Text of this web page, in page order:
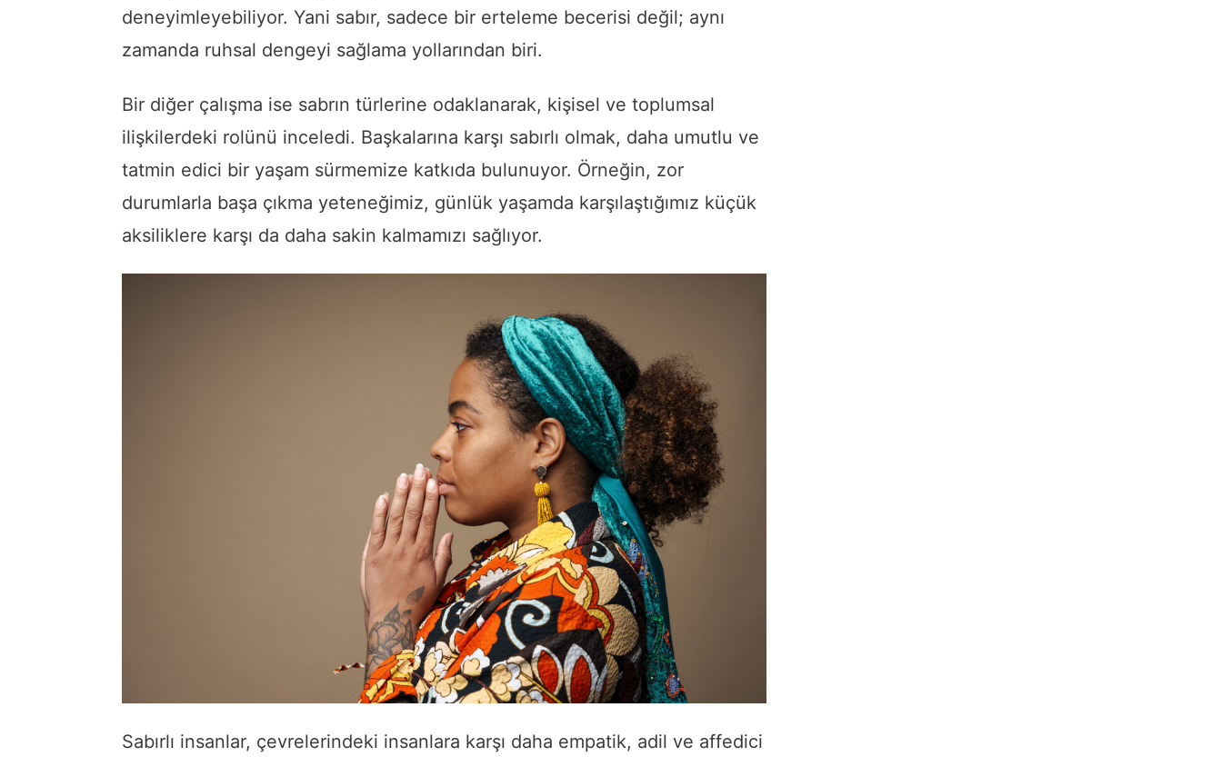
deneyimleyebiliyor. Yani sabır, sadece bir erteleme becerisi değil; aynı
zamanda ruhsal dengeyi sağlama yollarından biri.
Bir diğer çalışma ise sabrın türlerine odaklanarak, kişisel ve toplumsal
ilişkilerdeki rolünü inceledi. Başkalarına karşı sabırlı olmak, daha umutlu ve
tatmin edici bir yaşam sürmemize katkıda bulunuyor. Örneğin, zor
durumlarla başa çıkma yeteneğimiz, günlük yaşamda karşılaştığımız küçük
aksiliklere karşı da daha sakin kalmamızı sağlıyor.
Sabırlı insanlar, çevrelerindeki insanlara karşı daha empatik, adil ve affedici